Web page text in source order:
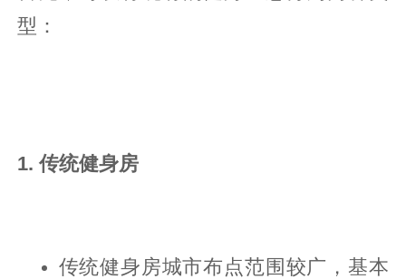
型：
1. 传统健身房
传统健身房城市布点范围较广，基本